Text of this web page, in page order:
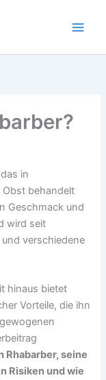
in
behandelt
Geschmack und
wird seit
verschiedene
hinaus bietet
Vorteile, die ihn
seine
Risiken und wie